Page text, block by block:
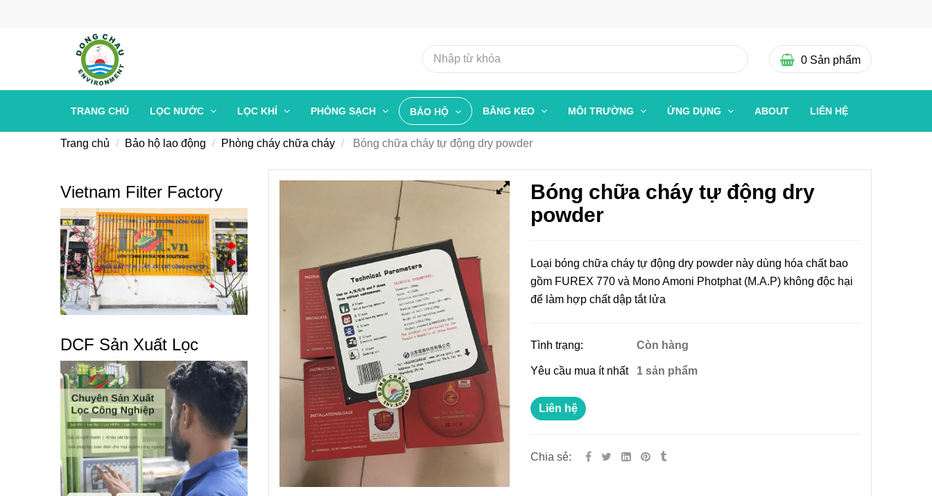
Bóng chữa cháy tự động dry
powder
Loại bóng chữa cháy tự động dry powder này dùng hóa chất bao
gồm FUREX 770 và Mono Amoni Photphat (M.A.P) không độc hại
để làm hợp chất dập tắt lửa
Tình trạng: Còn hàng
Yêu cầu mua ít nhất 1 sản phẩm
Liên hệ
Chia sẻ:
Vietnam Filter Factory
DCF Sản Xuất Lọc
0 Sản phẩm
TRANG CHỦ LỌC NƯỚC LỌC KHÍ PHÒNG SẠCH BẢO HỘ BĂNG KEO MÔI TRƯỜNG ỨNG DỤNG ABOUT LIÊN HỆ
Trang chủ Bảo hộ lao động Phòng cháy chữa cháy Bóng chữa cháy tự động dry powder